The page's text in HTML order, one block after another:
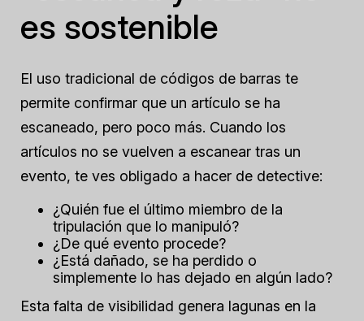
es sostenible
El uso tradicional de códigos de barras te
permite confirmar que un artículo se ha
escaneado, pero poco más. Cuando los
artículos no se vuelven a escanear tras un
evento, te ves obligado a hacer de detective:
¿Quién fue el último miembro de la
tripulación que lo manipuló?
¿De qué evento procede?
¿Está dañado, se ha perdido o
simplemente lo has dejado en algún lado?
Esta falta de visibilidad genera lagunas en la